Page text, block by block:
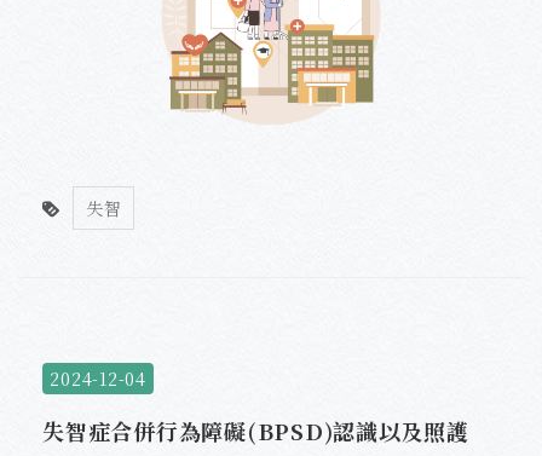
失智
2024-12-04
失智症合併行為障礙(BPSD)認識以及照護